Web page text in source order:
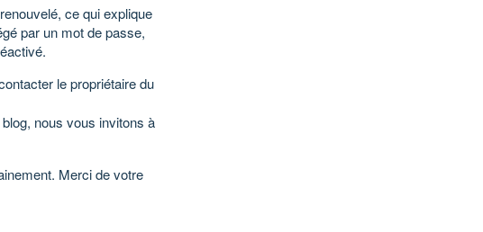
ce qui explique
par un mot de passe,
le propriétaire du
nous vous invitons à
Merci de votre